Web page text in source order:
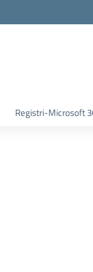
Registri-Microsoft